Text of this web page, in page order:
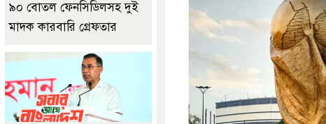
৯০ বোতল ফেনসিডিলসহ দুই
মাদক কারবারি গ্রেফতার